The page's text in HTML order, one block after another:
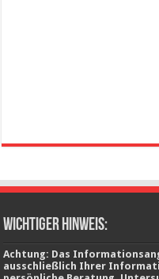
wichtiger Hinweis:
Achtung: Das
ausschließlich Ihrer